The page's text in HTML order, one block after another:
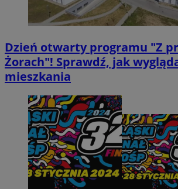
Dzień otwarty programu "Z
Żorach"! Sprawdź, jak
mieszkania